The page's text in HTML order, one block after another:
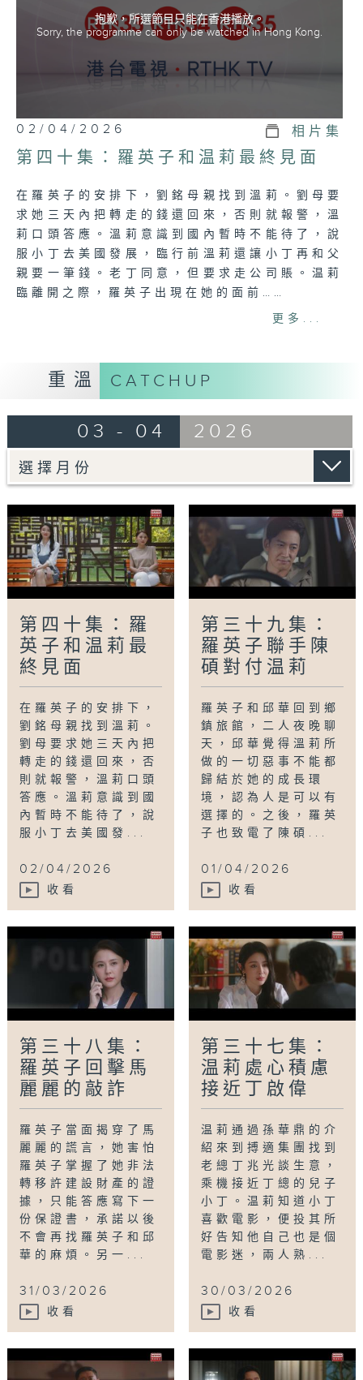
抱歉，所選節目只能在香港播放。
Sorry, the programme can only be watched in Hong Kong.
02/04/2026 相片集
第四十集：羅英子和温莉最終見面
在羅英子的安排下，劉銘母親找到溫莉。劉母要
求她三天內把轉走的錢還回來，否則就報警，溫
莉口頭答應。溫莉意識到國內暫時不能待了，說
服小丁去美國發展，臨行前溫莉還讓小丁再和父
親要一筆錢。老丁同意，但要求走公司賬。温莉
臨離開之際，羅英子出現在她的面前……
更多...
重溫 CATCHUP
03 - 04 2026
第四十集：羅
英子和温莉最
終見面
在羅英子的安排下，
劉銘母親找到溫莉。
劉母要求她三天內把
轉走的錢還回來，否
則就報警，溫莉口頭
答應。溫莉意識到國
內暫時不能待了，說
服小丁去美國發...
02/04/2026
收看
第三十九集：
羅英子聯手陳
碩對付温莉
羅英子和邱華回到鄉
鎮旅館，二人夜晚聊
天，邱華覺得溫莉所
做的一切惡事不能都
歸結於她的成長環
境，認為人是可以有
選擇的。之後，羅英
子也致電了陳碩...
01/04/2026
收看
第三十八集：
羅英子回擊馬
麗麗的敲詐
羅英子當面揭穿了馬
麗麗的謊言，她害怕
羅英子掌握了她非法
轉移許建設財產的證
據，只能答應寫下一
份保證書，承諾以後
不會再找羅英子和邱
華的麻煩。另一...
31/03/2026
收看
第三十七集：
温莉處心積慮
接近丁啟偉
温莉通過孫華鼎的介
紹來到搏適集團找到
老總丁兆光談生意，
乘機接近丁總的兒子
小丁。温莉知道小丁
喜歡電影，便投其所
好告知他自己也是個
電影迷，兩人熟...
30/03/2026
收看